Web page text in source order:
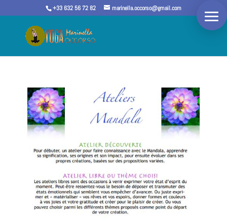
+33 632 56 72 82 marinella.occorso@gmail.com